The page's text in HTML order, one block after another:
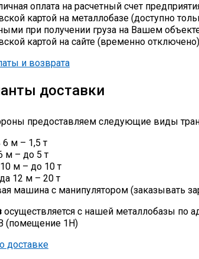
оплата на расчетный счет
картой на металлобазе (доступно
при получении груза на Вашем
картой на сайте (временно отключено)
и возврата
доставки
предоставляем следующие виды
6 м – 1,5 т
м – до 5 т
м – до 10 т
12 м – 20 т
машина с манипулятором (заказывать
осуществляется с нашей металлобазы по
(помещение 1Н)
доставке